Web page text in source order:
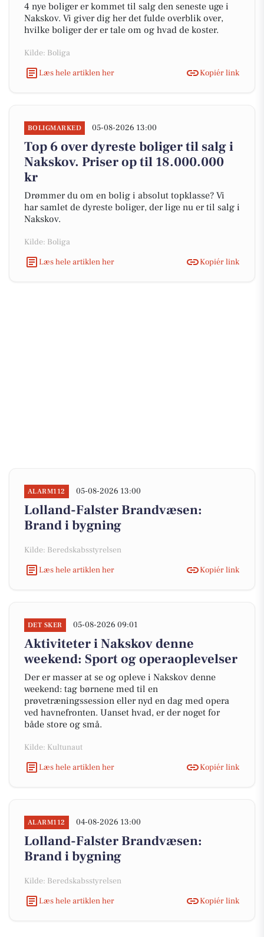
4 nye boliger er kommet til salg den seneste uge i
Nakskov. Vi giver dig her det fulde overblik over,
hvilke boliger der er tale om og hvad de koster.
Kilde: Boliga
Læs hele artiklen her
Kopiér link
BOLIGMARKED 05-08-2026 13:00
Top 6 over dyreste boliger til salg i
Nakskov. Priser op til 18.000.000
kr
Drømmer du om en bolig i absolut topklasse? Vi
har samlet de dyreste boliger, der lige nu er til salg i
Nakskov.
Kilde: Boliga
Læs hele artiklen her
Kopiér link
ALARM112 05-08-2026 13:00
Lolland-Falster Brandvæsen:
Brand i bygning
Kilde: Beredskabsstyrelsen
Læs hele artiklen her
Kopiér link
DET SKER 05-08-2026 09:01
Aktiviteter i Nakskov denne
weekend: Sport og operaoplevelser
Der er masser at se og opleve i Nakskov denne
weekend: tag børnene med til en
prøvetræningssession eller nyd en dag med opera
ved havnefronten. Uanset hvad, er der noget for
både store og små.
Kilde: Kultunaut
Læs hele artiklen her
Kopiér link
ALARM112 04-08-2026 13:00
Lolland-Falster Brandvæsen:
Brand i bygning
Kilde: Beredskabsstyrelsen
Læs hele artiklen her
Kopiér link